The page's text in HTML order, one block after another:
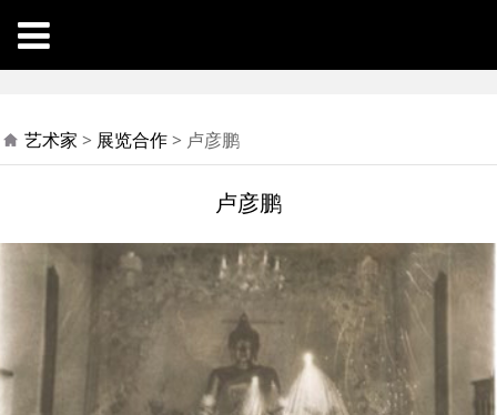
卢彦鹏
艺术家 > 展览合作> 卢彦鹏
卢彦鹏